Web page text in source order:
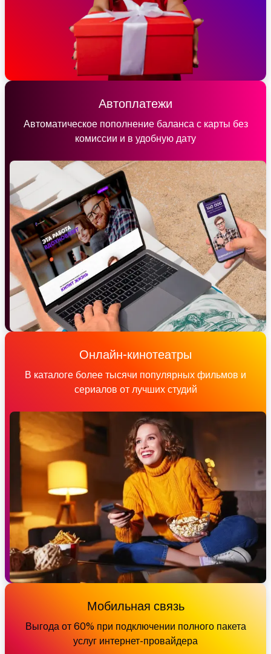
Автоплатежи
Автоматическое пополнение баланса с карты без
комиссии и в удобную дату
Онлайн-кинотеатры
В каталоге более тысячи популярных фильмов и
сериалов от лучших студий
Мобильная связь
Выгода от 60% при подключении полного пакета
услуг интернет-провайдера